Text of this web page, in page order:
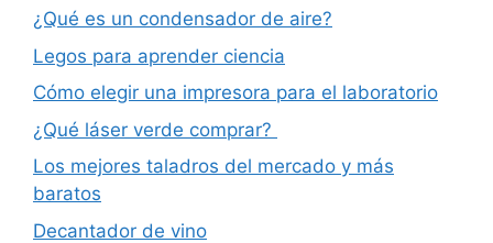
¿Qué es un condensador de aire?
Legos para aprender ciencia
Cómo elegir una impresora para el laboratorio
¿Qué láser verde comprar?
Los mejores taladros del mercado y más
baratos
Decantador de vino